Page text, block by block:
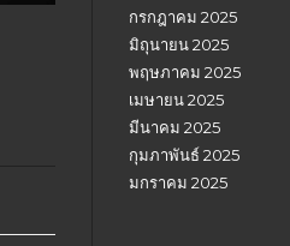
กรกฎาคม 2025
มิถุนายน 2025
พฤษภาคม 2025
เมษายน 2025
มีนาคม 2025
กุมภาพันธ์ 2025
มกราคม 2025